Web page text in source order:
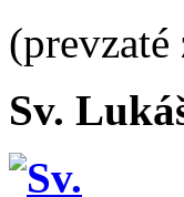
(prevzaté
Sv.